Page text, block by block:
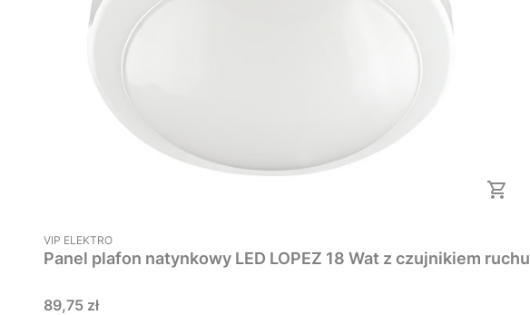
PRODUCENT
VIP ELEKTRO
Panel plafon natynkowy LED LOPEZ 18 Wat z czujnikiem ruchu
Cena
89,75 zł